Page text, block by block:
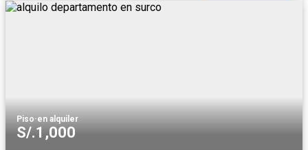
Piso·en alquiler
S/.1,000